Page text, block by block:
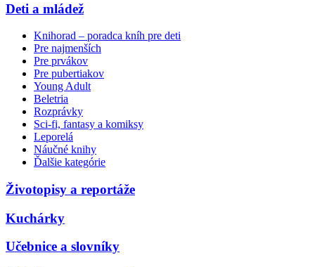
Deti a mládež
Knihorad – poradca kníh pre deti
Pre najmenších
Pre prvákov
Pre pubertiakov
Young Adult
Beletria
Rozprávky
Sci-fi, fantasy a komiksy
Leporelá
Náučné knihy
Ďalšie kategórie
Životopisy a reportáže
Kuchárky
Učebnice a slovníky